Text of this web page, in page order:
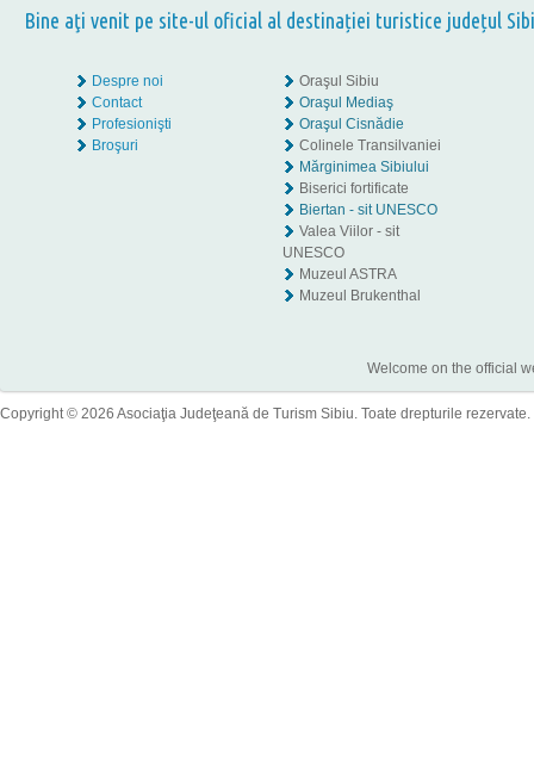
Bine aţi venit pe site-ul oficial al destinației turistice județul
Despre noi
Contact
Profesionişti
Broşuri
Oraşul Sibiu
Oraşul Mediaş
Oraşul Cisnădie
Colinele Transilvaniei
Mărginimea Sibiului
Biserici fortificate
Biertan - sit UNESCO
Valea Viilor - sit
UNESCO
Muzeul ASTRA
Muzeul Brukenthal
Welcome on the official
Copyright © 2026 Asociaţia Judeţeană de Turism Sibiu. Toate drepturile rezervate.